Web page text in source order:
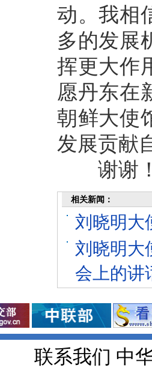
动。我相
多的发展
挥更大作
愿丹东在
朝鲜大使
发展贡献
谢谢！
相关新闻：
刘晓明大
刘晓明大
会上的讲
联系我们 中